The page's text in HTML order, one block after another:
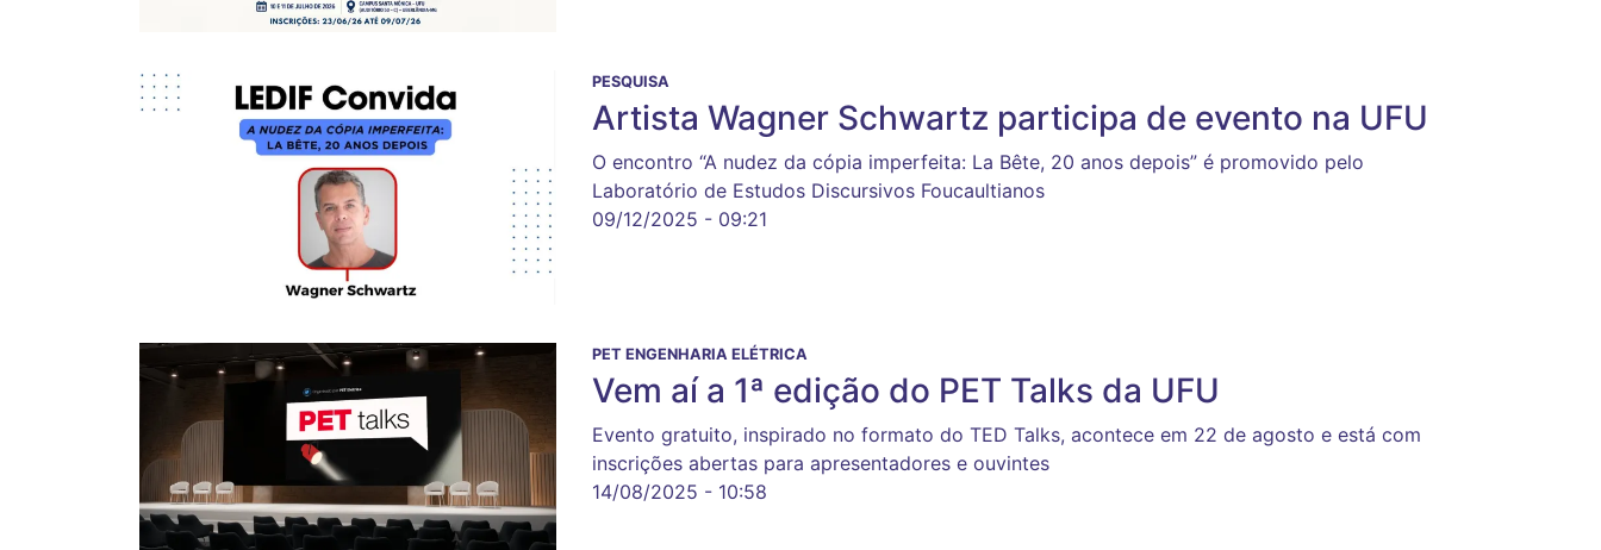
PESQUISA
Artista Wagner Schwartz participa de evento na UFU
O encontro “A nudez da cópia imperfeita: La Bête, 20 anos depois” é promovido pelo
Laboratório de Estudos Discursivos Foucaultianos
09/12/2025 - 09:21
PET ENGENHARIA ELÉTRICA
Vem aí a 1ª edição do PET Talks da UFU
Evento gratuito, inspirado no formato do TED Talks, acontece em 22 de agosto e está com
inscrições abertas para apresentadores e ouvintes
14/08/2025 - 10:58